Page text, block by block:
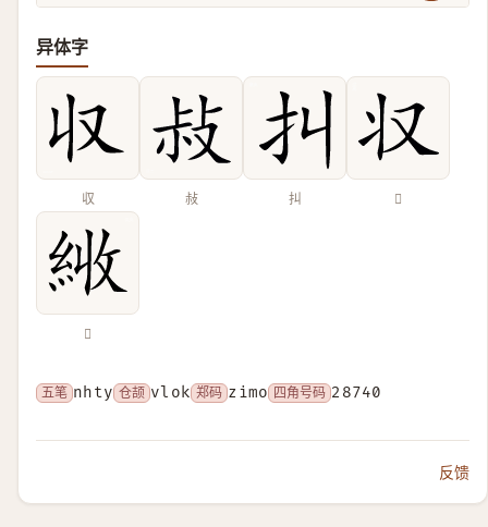
异体字
収 敊 㧃 𠬧
𦀏
五笔 nhty 仓颉 vlok 郑码 zimo 四角号码 28740
反馈